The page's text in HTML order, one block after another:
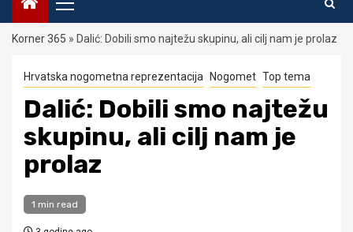
Primary
Menu
Korner 365 » Dalić: Dobili smo najtežu skupinu, ali cilj nam je prolaz
Hrvatska nogometna reprezentacija Nogomet Top tema
Dalić: Dobili smo najtežu
skupinu, ali cilj nam je
prolaz
1 min read